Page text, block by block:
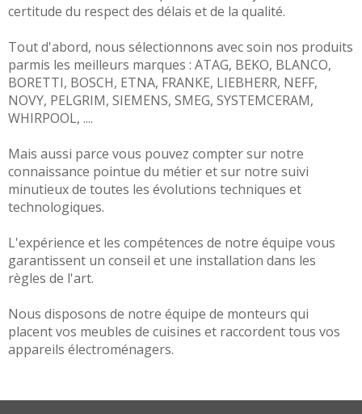
certitude du respect des délais et de la qualité.
Tout d'abord, nous sélectionnons avec soin nos produits
parmis les meilleurs marques : ATAG, BEKO, BLANCO,
BORETTI, BOSCH, ETNA, FRANKE, LIEBHERR, NEFF,
NOVY, PELGRIM, SIEMENS, SMEG, SYSTEMCERAM,
WHIRPOOL, ....
Mais aussi parce vous pouvez compter sur notre
connaissance pointue du métier et sur notre suivi
minutieux de toutes les évolutions techniques et
technologiques.
L'expérience et les compétences de notre équipe vous
garantissent un conseil et une installation dans les
règles de l'art.
Nous disposons de notre équipe de monteurs qui
placent vos meubles de cuisines et raccordent tous vos
appareils électroménagers.